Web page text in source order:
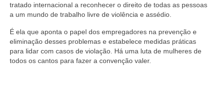
tratado internacional a reconhecer o direito de todas as pessoas
a um mundo de trabalho livre de violência e assédio.
É ela que aponta o papel dos empregadores na prevenção e
eliminação desses problemas e estabelece medidas práticas
para lidar com casos de violação. Há uma luta de mulheres de
todos os cantos para fazer a convenção valer.